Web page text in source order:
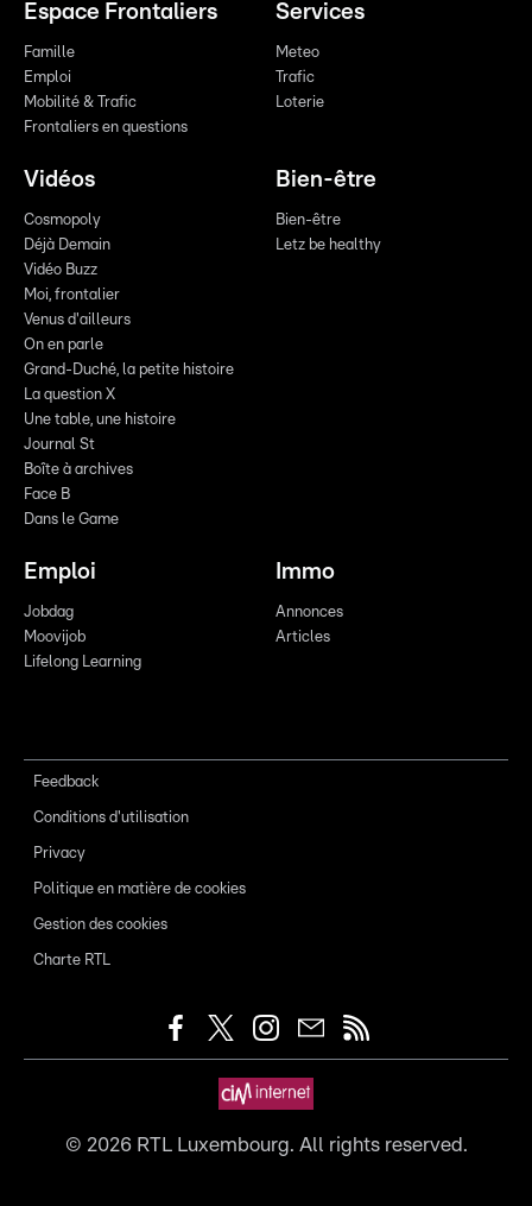
Espace Frontaliers
Famille
Emploi
Mobilité & Trafic
Frontaliers en questions
Services
Meteo
Trafic
Loterie
Vidéos
Cosmopoly
Déjà Demain
Vidéo Buzz
Moi, frontalier
Venus d'ailleurs
On en parle
Grand-Duché, la petite histoire
La question X
Une table, une histoire
Journal St
Boîte à archives
Face B
Dans le Game
Bien-être
Bien-être
Letz be healthy
Emploi
Jobdag
Moovijob
Lifelong Learning
Immo
Annonces
Articles
Feedback
Conditions d'utilisation
Privacy
Politique en matière de cookies
Gestion des cookies
Charte RTL
© 2026RTL Luxembourg. All rights reserved.